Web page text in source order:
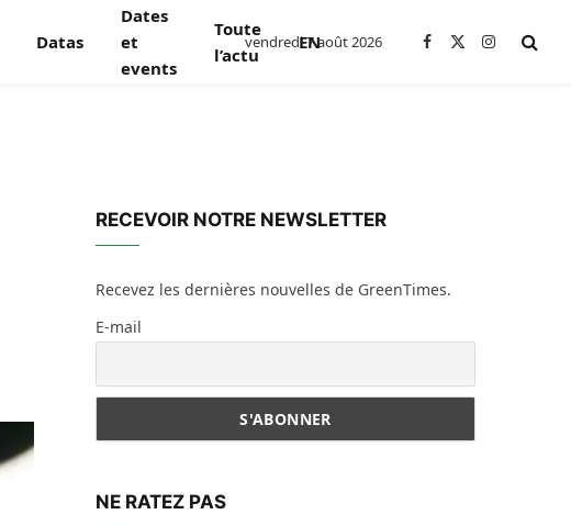
Datas
Dates
et
events
Toute
l’actu
EN
vendredi 7 août 2026 Facebook
X
Instagram
RECEVOIR NOTRE NEWSLETTER
Recevez les dernières nouvelles de GreenTimes.
E-mail
NE RATEZ PAS